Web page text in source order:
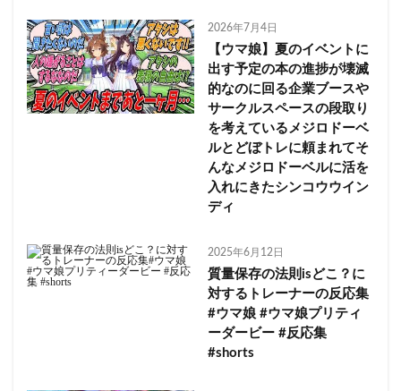
2026年7月4日
【ウマ娘】夏のイベントに
出す予定の本の進捗が壊滅
的なのに回る企業ブースや
サークルスペースの段取り
を考えているメジロドーベ
ルとどぼトレに頼まれてそ
んなメジロドーベルに活を
入れにきたシンコウウイン
ディ
2025年6月12日
質量保存の法則isどこ？に
対するトレーナーの反応集
#ウマ娘 #ウマ娘プリティ
ーダービー #反応集
#shorts